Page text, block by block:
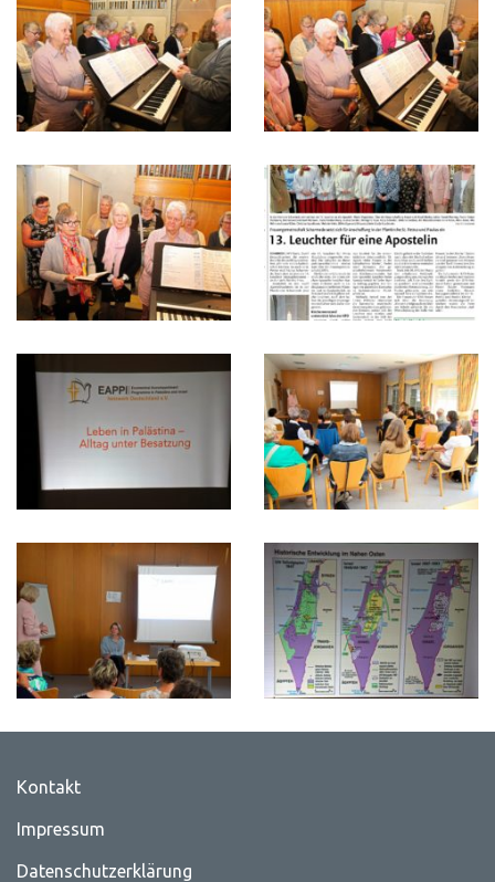
Kontakt
Impressum
Datenschutzerklärung